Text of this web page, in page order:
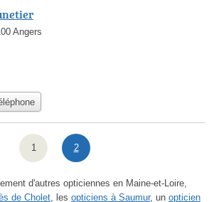
Angers
1 2
d'autres opticiennes en Maine-et-Loire,
de Cholet , les opticiens à Saumur, un opticien